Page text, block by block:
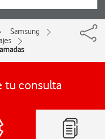
Samsung
tu consulta